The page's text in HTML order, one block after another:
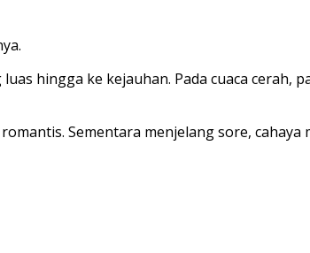
hingga ke kejauhan. Pada cuaca cerah,
Sementara menjelang sore, cahaya